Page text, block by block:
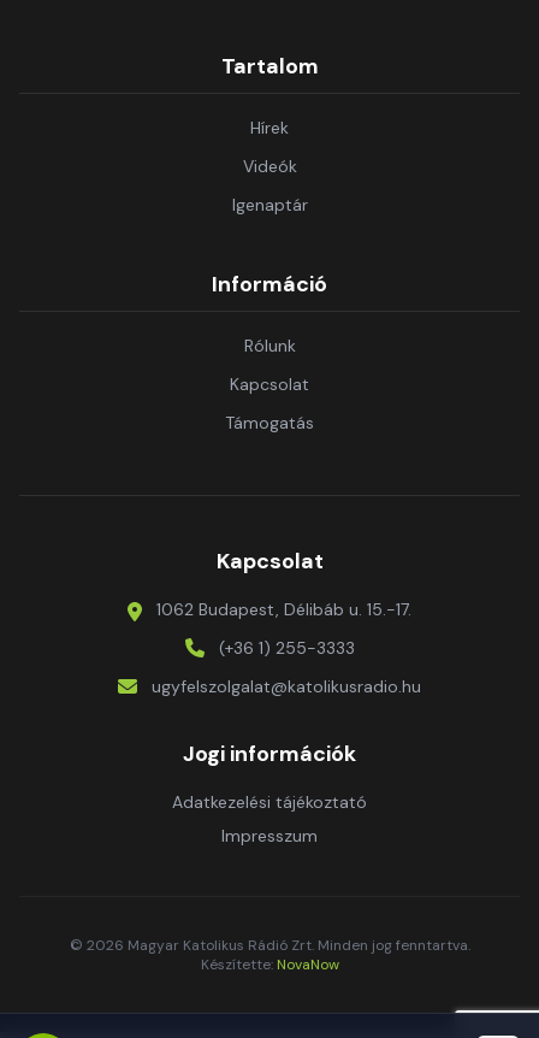
Tartalom
Hírek
Videók
Igenaptár
Információ
Rólunk
Kapcsolat
Támogatás
Kapcsolat
1062 Budapest, Délibáb u. 15.-17.
(+36 1) 255-3333
ugyfelszolgalat@katolikusradio.hu
Jogi információk
Adatkezelési tájékoztató
Impresszum
© 2026 Magyar Katolikus Rádió Zrt. Minden jog fenntartva.
Készítette: NovaNow